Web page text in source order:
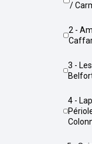
/
2 - Amidonniers / Compans-
3 - Les Chalets / Bayard /
4 - Lapujade / Bonnefoy /